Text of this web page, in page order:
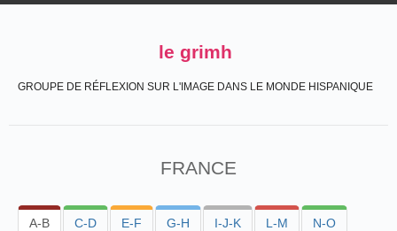
le grimh
GROUPE DE RÉFLEXION SUR L'IMAGE DANS LE MONDE HISPANIQUE
FRANCE
A-B C-D E-F G-H I-J-K L-M N-O